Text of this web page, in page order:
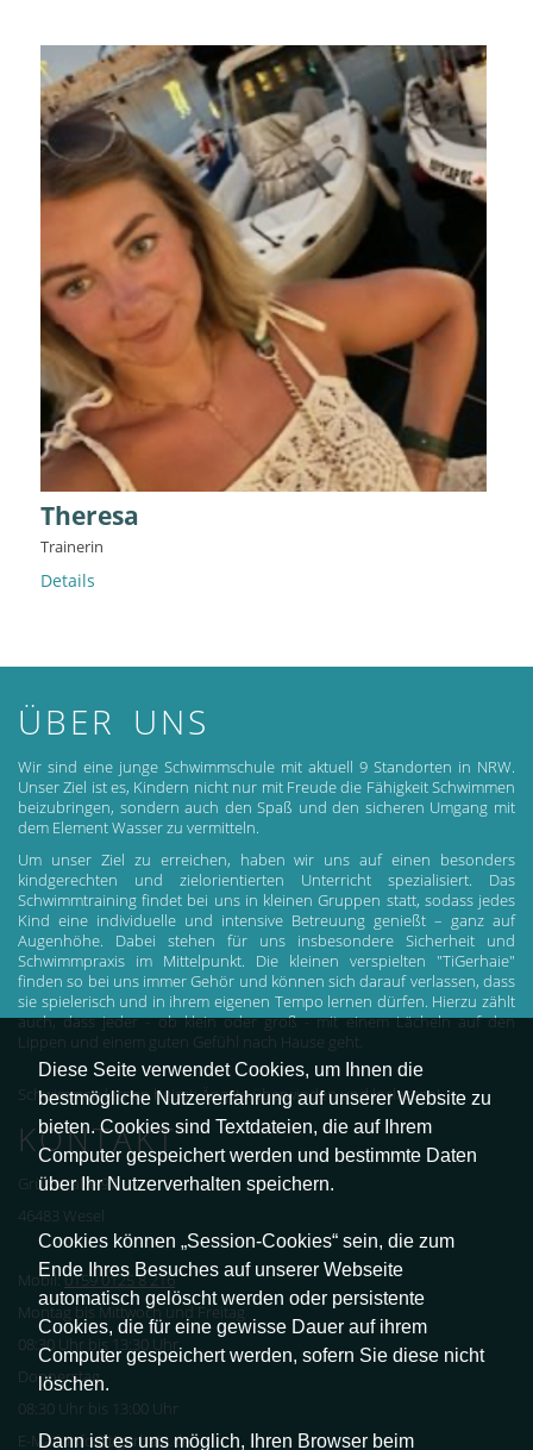
Diese Seite verwendet Cookies, um Ihnen die
bestmögliche Nutzererfahrung auf unserer Website zu
bieten. Cookies sind Textdateien, die auf Ihrem
Computer gespeichert werden und bestimmte Daten
über Ihr Nutzerverhalten speichern.
Cookies können „Session-Cookies“ sein, die zum
Ende Ihres Besuches auf unserer Webseite
automatisch gelöscht werden oder persistente
Cookies, die für eine gewisse Dauer auf ihrem
Computer gespeichert werden, sofern Sie diese nicht
löschen.
Dann ist es uns möglich, Ihren Browser beim
Theresa
Trainerin
Details
ÜBER UNS
Wir sind eine junge Schwimmschule mit aktuell 9 Standorten in NRW.
Unser Ziel ist es, Kindern nicht nur mit Freude die Fähigkeit Schwimmen
beizubringen, sondern auch den Spaß und den sicheren Umgang mit
dem Element Wasser zu vermitteln.
Um unser Ziel zu erreichen, haben wir uns auf einen besonders
kindgerechten und zielorientierten Unterricht spezialisiert. Das
Schwimmtraining findet bei uns in kleinen Gruppen statt, sodass jedes
Kind eine individuelle und intensive Betreuung genießt – ganz auf
Augenhöhe. Dabei stehen für uns insbesondere Sicherheit und
Schwimmpraxis im Mittelpunkt. Die kleinen verspielten "TiGerhaie"
finden so bei uns immer Gehör und können sich darauf verlassen, dass
sie spielerisch und in ihrem eigenen Tempo lernen dürfen. Hierzu zählt
auch, dass jeder - ob klein oder groß - mit einem Lächeln auf den
Lippen und einem guten Gefühl nach Hause geht.
Schwimmen lernen heisst: Ängste überwinden und loslassen!
KONTAKT
Grünstraße 97
46483 Wesel
Mobil:0159 0125 8 216
Montag bis Mittwoch und Freitag
08:30 Uhr bis 13:30 Uhr
Donnerstag
08:30 Uhr bis 13:00 Uhr
E-Mail: info@tigerhaie.de